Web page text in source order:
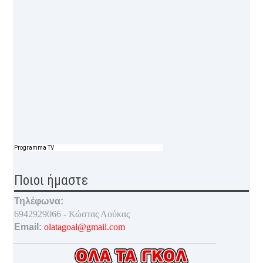
Programma TV
Ποιοι ήμαστε
Τηλέφωνα:
6942929066 - Κώστας Λούκας
Email: olatagoal@gmail.com